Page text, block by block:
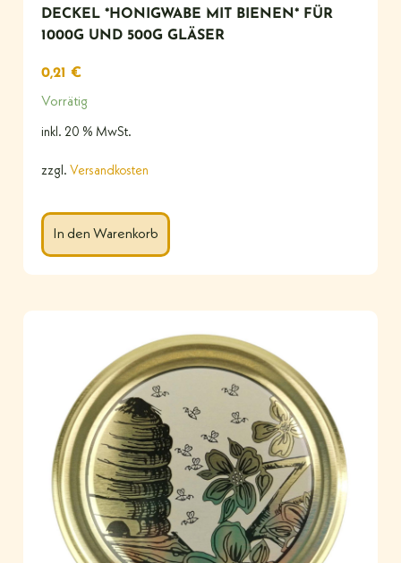
DECKEL *HONIGWABE MIT BIENEN* FÜR
1000G UND 500G GLÄSER
0,21 €
Vorrätig
inkl. 20 % MwSt.
zzgl. Versandkosten
In den Warenkorb